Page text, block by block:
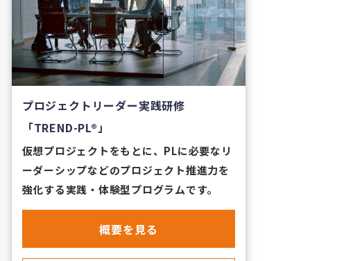
プロジェクトリーダー実践研修
「TREND-PL®」
仮想プロジェクトをもとに、PLに必要なリ
ーダーシップなどのプロジェクト推進力を
強化する実践・体験型プログラムです。
​概要を見る